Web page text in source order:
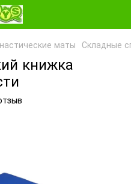
маты Складные
книжка